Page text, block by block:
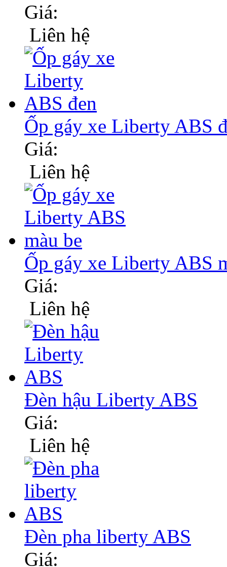
Giá:
Liên hệ
Ốp gáy xe Liberty ABS
Giá:
Liên hệ
Ốp gáy xe Liberty ABS
Giá:
Liên hệ
Đèn hậu Liberty ABS
Giá:
Liên hệ
Đèn pha liberty ABS
Giá: